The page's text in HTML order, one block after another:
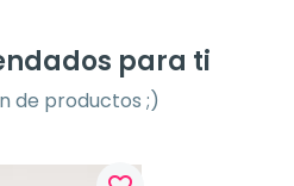
para ti
de productos ;)